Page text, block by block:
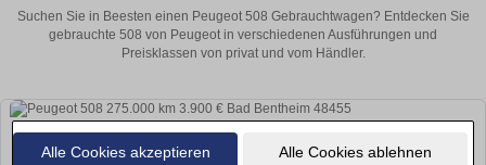
Alle Cookies akzeptieren Alle Cookies ablehnen
Suchen Sie in Beesten einen Peugeot 508 Gebrauchtwagen? Entdecken Sie
gebrauchte 508 von Peugeot in verschiedenen Ausführungen und
Preisklassen von privat und vom Händler.